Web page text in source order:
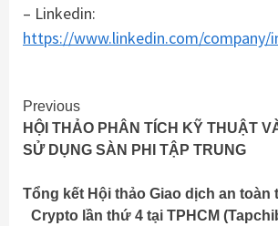
– Linkedin:
https://www.linkedin.com/company/
Continue
Reading
Previous
HỘI THẢO PHÂN TÍCH KỸ THUẬT
SỬ DỤNG SÀN PHI TẬP TRUNG
Tổng kết Hội thảo Giao dịch an
Crypto lần thứ 4 tại TPHCM